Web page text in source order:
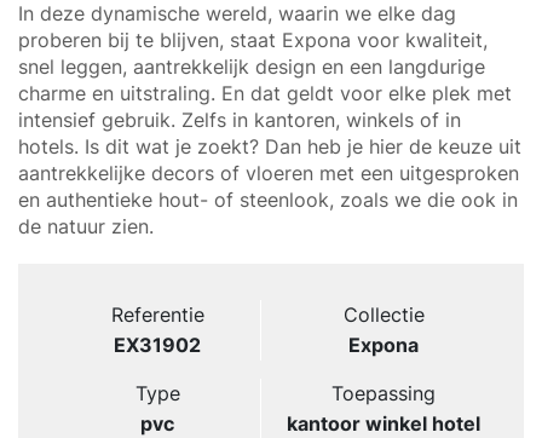
In deze dynamische wereld, waarin we elke dag
proberen bij te blijven, staat Expona voor kwaliteit,
snel leggen, aantrekkelijk design en een langdurige
charme en uitstraling. En dat geldt voor elke plek met
intensief gebruik. Zelfs in kantoren, winkels of in
hotels. Is dit wat je zoekt? Dan heb je hier de keuze uit
aantrekkelijke decors of vloeren met een uitgesproken
en authentieke hout- of steenlook, zoals we die ook in
de natuur zien.
Referentie
EX31902
Collectie
Expona
Type
pvc
Toepassing
kantoor winkel hotel